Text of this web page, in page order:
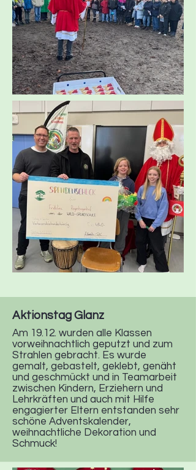
Aktionstag Glanz
Am 19.12. wurden alle Klassen
vorweihnachtlich geputzt und zum
Strahlen gebracht. Es wurde
gemalt, gebastelt, geklebt, genäht
und geschmückt und in Teamarbeit
zwischen Kindern, Erziehern und
Lehrkräften und auch mit Hilfe
engagierter Eltern entstanden sehr
schöne Adventskalender,
weihnachtliche Dekoration und
Schmuck!